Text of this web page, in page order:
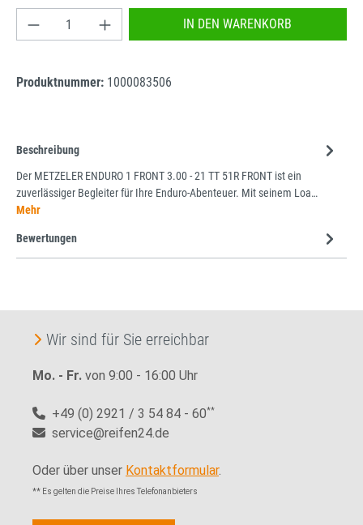
Produkt Anzahl: Gib den gewünschten Wert
IN DEN WARENKORB
Produktnummer: 1000083506
Beschreibung
Der METZELER ENDURO 1 FRONT 3.00 - 21 TT 51R FRONT ist ein
zuverlässiger Begleiter für Ihre Enduro-Abenteuer. Mit seinem Loa…
Mehr
Bewertungen
Wir sind für Sie erreichbar
Mo. - Fr. von 9:00 - 16:00 Uhr
+49 (0) 2921 / 3 54 84 - 60**
service@reifen24.de
Oder über unser Kontaktformular.
** Es gelten die Preise Ihres Telefonanbieters